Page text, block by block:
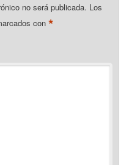
no será publicada. Los
con*